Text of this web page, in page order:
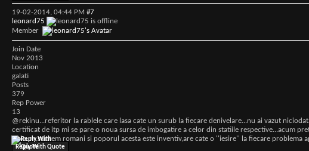
19-02-2014, 04:44 PM #7
leonard75
Member
Join Date
Nov 2013
Location
galati
Posts
379
Rep Power
13
@rekinu...referitor la rablele care lasa cate un surub la fiecare denivelare...nu ai vazut
certificat de itp mi se pare o noua sursa de imbogatire a celor din statiile respective...acum
Oricum,suntem romani si poporul acesta este inventiv,are cate o ''iesire'' la fiecare problema
Reply With Quote